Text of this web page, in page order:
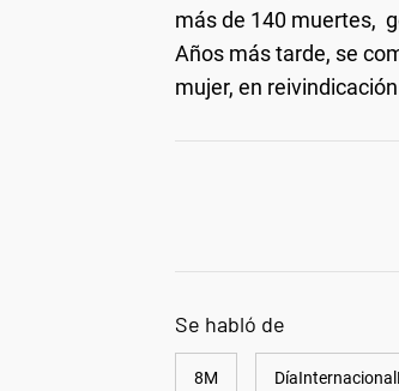
más de 140 muertes,
Años más tarde, se
mujer, en
Se habló de
8M